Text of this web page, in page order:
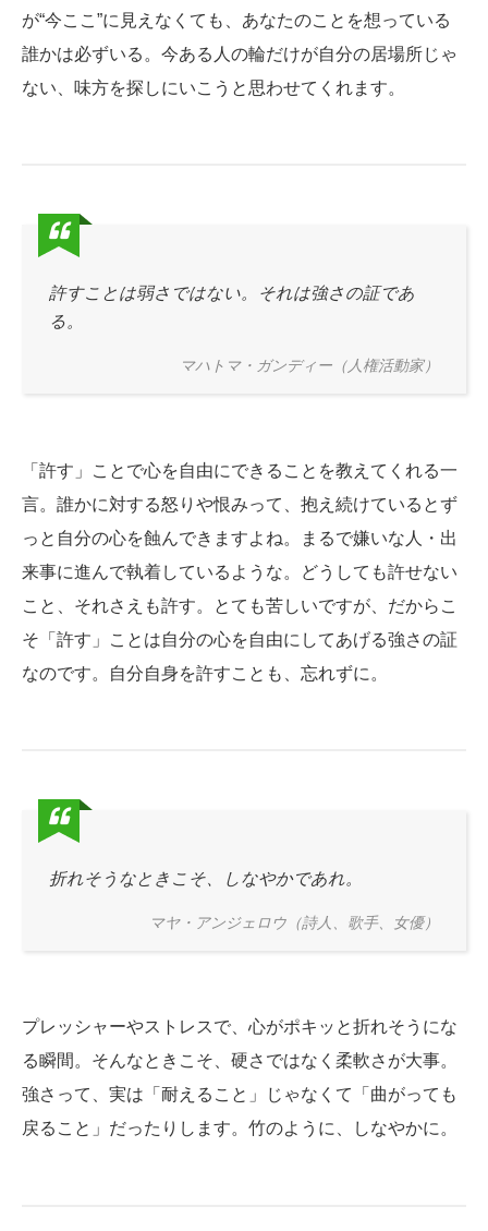
が“今ここ”に見えなくても、あなたのことを想っている
誰かは必ずいる。今ある人の輪だけが自分の居場所じゃ
ない、味方を探しにいこうと思わせてくれます。
許すことは弱さではない。それは強さの証であ
る。
マハトマ・ガンディー（人権活動家）
「許す」ことで心を自由にできることを教えてくれる一
言。誰かに対する怒りや恨みって、抱え続けているとず
っと自分の心を蝕んできますよね。まるで嫌いな人・出
来事に進んで執着しているような。どうしても許せない
こと、それさえも許す。とても苦しいですが、だからこ
そ「許す」ことは自分の心を自由にしてあげる強さの証
なのです。自分自身を許すことも、忘れずに。
折れそうなときこそ、しなやかであれ。
マヤ・アンジェロウ（詩人、歌手、女優）
プレッシャーやストレスで、心がポキッと折れそうにな
る瞬間。そんなときこそ、硬さではなく柔軟さが大事。
強さって、実は「耐えること」じゃなくて「曲がっても
戻ること」だったりします。竹のように、しなやかに。